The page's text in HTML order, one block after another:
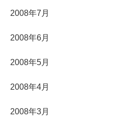
2008年7月
2008年6月
2008年5月
2008年4月
2008年3月